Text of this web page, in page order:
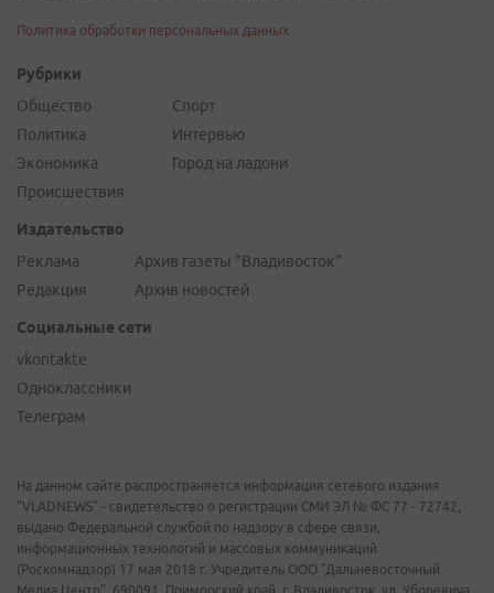
Политика обработки персональных данных
Рубрики
Общество
Политика
Экономика
Происшествия
Спорт
Интервью
Город на ладони
Издательство
Реклама
Редакция
Архив газеты "Владивосток"
Архив новостей
Социальные сети
vkontakte
Одноклассники
Телеграм
На данном сайте распространяется информация сетевого издания
"VLADNEWS" - свидетельство о регистрации СМИ ЭЛ № ФС 77 - 72742,
выдано Федеральной службой по надзору в сфере связи,
информационных технологий и массовых коммуникаций
(Роскомнадзор) 17 мая 2018 г. Учредитель ООО "Дальневосточный